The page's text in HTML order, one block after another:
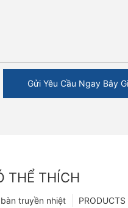
Gửi Yêu Cầu Ngay Bây
THỂ THÍCH
PRODUCTS
truyền nhiệt